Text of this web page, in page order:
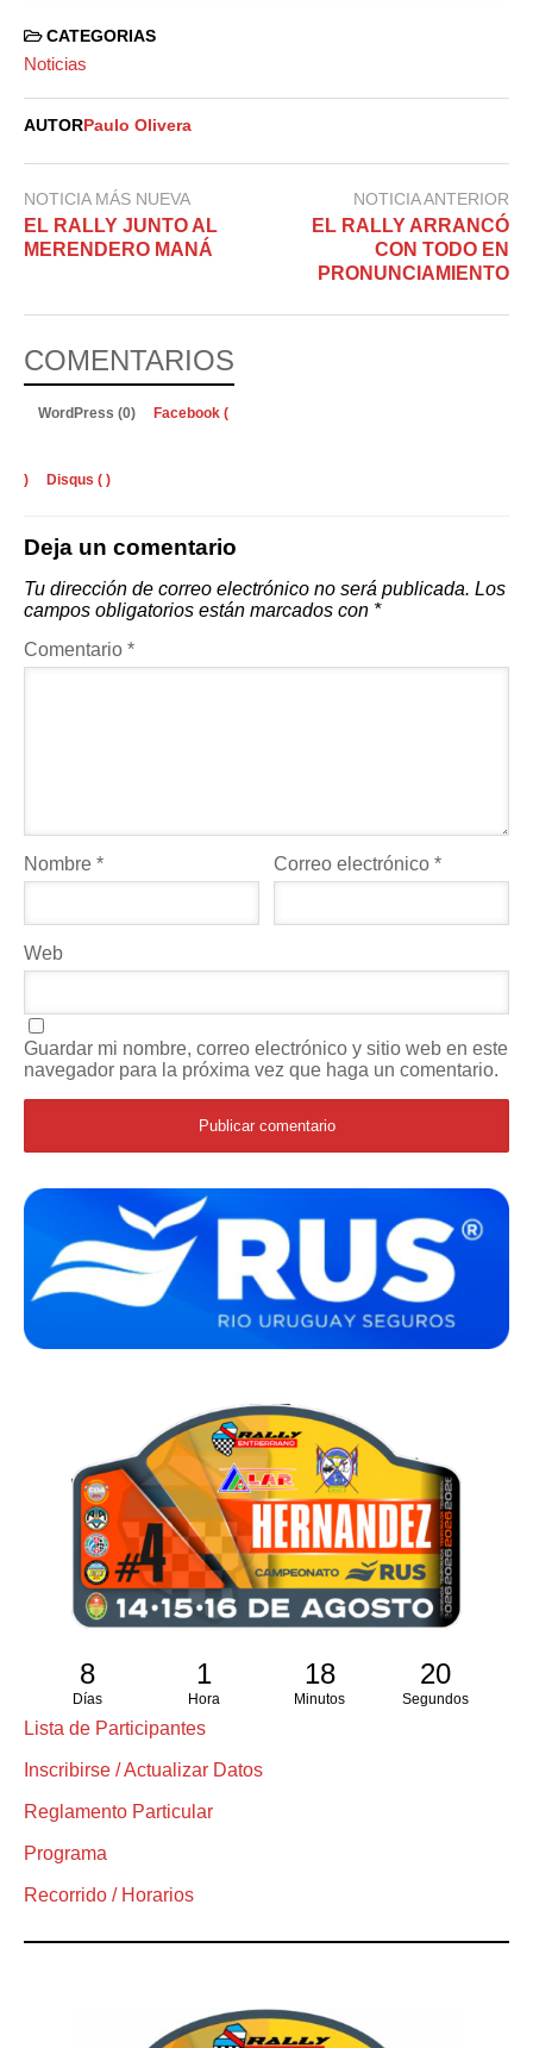
CATEGORIAS
Noticias
AUTOR Paulo Olivera
NOTICIA MÁS NUEVA
EL RALLY JUNTO AL
MERENDERO MANÁ
NOTICIA ANTERIOR
EL RALLY ARRANCÓ
CON TODO EN
PRONUNCIAMIENTO
COMENTARIOS
WordPress (0) Facebook (
) Disqus ( )
Deja un comentario
Tu dirección de correo electrónico no será publicada. Los
campos obligatorios están marcados con *
Comentario *
Nombre * Correo electrónico*
Web
Guardar mi nombre, correo electrónico y sitio web en este
navegador para la próxima vez que haga un comentario.
8
Días
1
Hora
18
Minutos
19
Segundos
Lista de Participantes
Inscribirse / Actualizar Datos
Reglamento Particular
Programa
Recorrido / Horarios